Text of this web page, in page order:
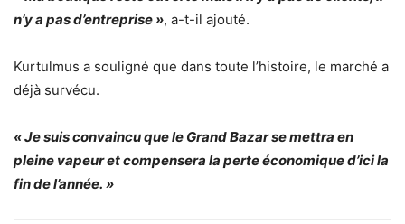
n’y a pas d’entreprise », a-t-il ajouté.
Kurtulmus a souligné que dans toute l’histoire, le marché a
déjà survécu.
« Je suis convaincu que le Grand Bazar se mettra en
pleine vapeur et compensera la perte économique d’ici la
fin de l’année. »